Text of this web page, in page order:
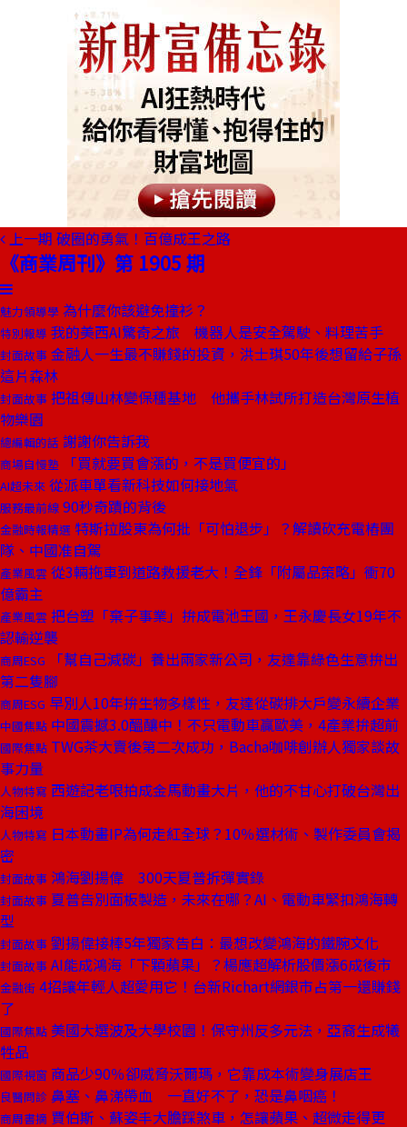
上一期 破圈的勇氣！百億成王之路
《商業周刊》第 1905 期
魅力領導學 為什麼你該避免撞衫？
特別報導 我的美西AI驚奇之旅 機器人是安全駕駛、料理苦手
封面故事 金融人一生最不賺錢的投資，洪士琪50年後想留給子孫
這片森林
封面故事 把祖傳山林變保種基地 他攜手林試所打造台灣原生植
物樂園
總編輯的話 謝謝你告訴我
商場自慢塾 「買就要買會漲的，不是買便宜的」
AI超未來 從派車單看新科技如何接地氣
服務最前線 90秒奇蹟的背後
金融時報精選 特斯拉股東為何批「可怕退步」？解讀砍充電樁團
隊、中國准自駕
產業風雲 從3輛拖車到道路救援老大！全鋒「附屬品策略」衝70
億霸主
產業風雲 把台塑「棄子事業」拚成電池王國，王永慶長女19年不
認輸逆襲
商周ESG
「幫自己減碳」養出兩家新公司，友達靠綠色生意拚出
第二隻腳
商周ESG 早別人10年拚生物多樣性，友達從碳排大戶變永續企業
中國焦點 中國震撼3.0醞釀中！不只電動車贏歐美，4產業拚超前
國際焦點 TWG茶大賣後第二次成功，Bacha咖啡創辦人獨家談故
事力量
人物特寫 西遊記老哏拍成金馬動畫大片，他的不甘心打破台灣出
海困境
人物特寫 日本動畫IP為何走紅全球？10％選材術、製作委員會揭
密
封面故事 鴻海劉揚偉 300天夏普拆彈實錄
封面故事 夏普告別面板製造，未來在哪？AI、電動車緊扣鴻海轉
型
封面故事 劉揚偉接棒5年獨家告白：最想改變鴻海的鐵腕文化
封面故事 AI能成鴻海「下顆蘋果」？楊應超解析股價漲6成後市
金融街 4招讓年輕人超愛用它！台新Richart網銀市占第一還賺錢
了
國際焦點 美國大選波及大學校園！保守州反多元法，亞裔生成犧
牲品
國際視窗 商品少90％卻威脅沃爾瑪，它靠成本術變身展店王
良醫問診 鼻塞、鼻涕帶血 一直好不了，恐是鼻咽癌！
商周書摘 賈伯斯、蘇姿丰大膽踩煞車，怎讓蘋果、超微走得更